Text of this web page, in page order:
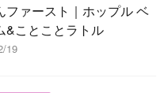
ファースト｜ホップル ベ
&ことことラトル
19